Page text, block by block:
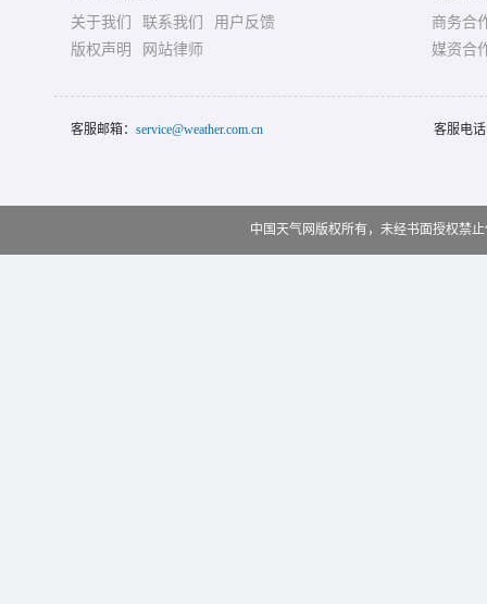
关于我们 联系我们
用户反馈
版权声明
网站律师
商务合
媒资合
客服邮箱： service@weather.com.cn 客服电
中国天气网版权所有，未经书面授权